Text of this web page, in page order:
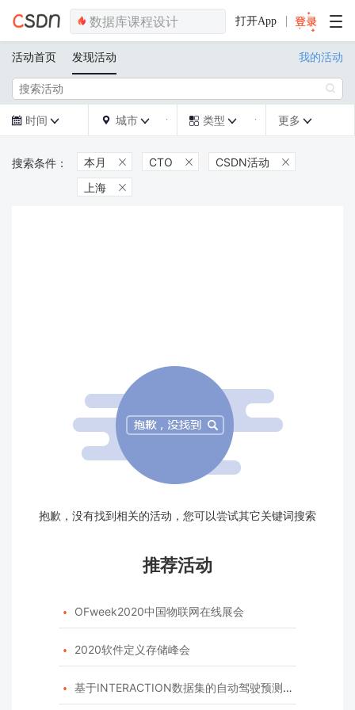
打开App
活动首页 发现活动 我的活动

 时间   城市   类型  更多 
本月  CTO  CSDN活动 
上海 
抱歉，没有找到相关的活动，您可以尝试其它关键词搜索
推荐活动
 OFweek2020中国物联网在线展会
 2020软件定义存储峰会
 基于INTERACTION数据集的自动驾驶预测模型挑战赛